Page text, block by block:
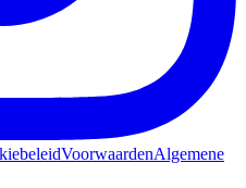
VoorwaardenAlgemene